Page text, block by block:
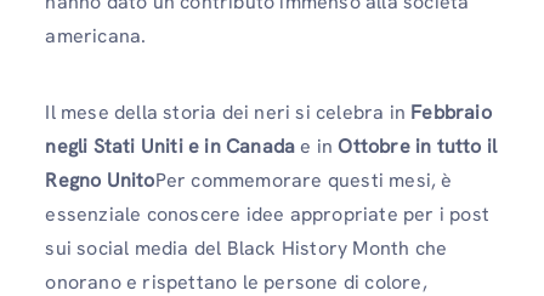
americana.
Il mese della storia dei neri si celebra in Febbraio
negli Stati Uniti e in Canadae inOttobre in tutto il
Regno UnitoPer commemorare questi mesi, è
essenziale conoscere idee appropriate per i post
sui social media del Black History Month che
onorano e rispettano le persone di colore,